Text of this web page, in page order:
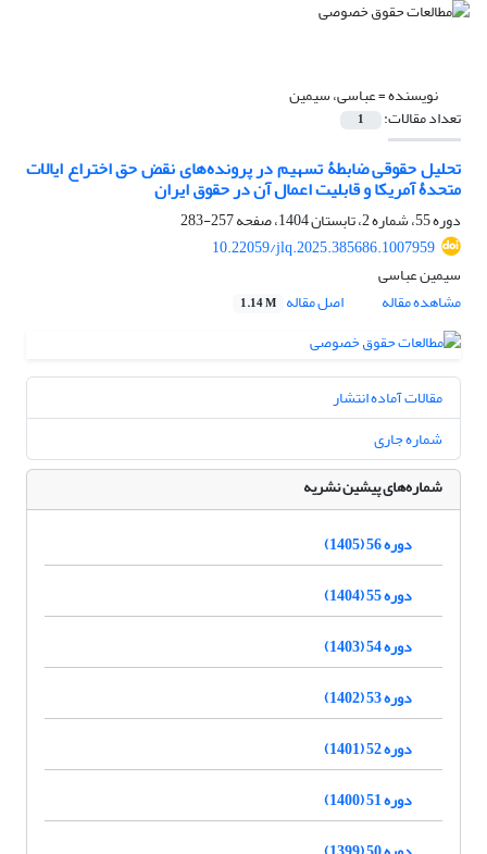
نویسنده =عباسی، سیمین
تعداد مقالات: 1
تحلیل حقوقی ضابطۀ تسهیم در پرونده‌های نقض حق اختراع ایالات
متحدۀ آمریکا و قابلیت اعمال آن در حقوق ایران
دوره 55، شماره 2، تابستان 1404، صفحه
257-283
10.22059/jlq.2025.385686.1007959
سیمین عباسی
مشاهده مقاله
اصل مقاله 1.14 M
مقالات آماده انتشار
شماره جاری
شماره‌های پیشین نشریه
دوره 56 (1405)
دوره 55 (1404)
دوره 54 (1403)
دوره 53 (1402)
دوره 52 (1401)
دوره 51 (1400)